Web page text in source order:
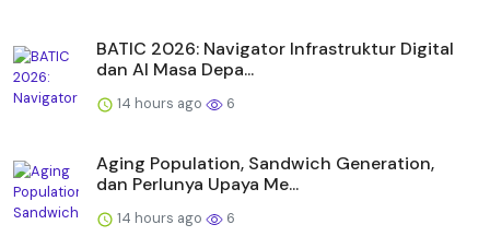
BATIC 2026: Navigator Infrastruktur Digital
dan AI Masa Depa...
14 hours ago 6
Aging Population, Sandwich Generation,
dan Perlunya Upaya Me...
14 hours ago 6